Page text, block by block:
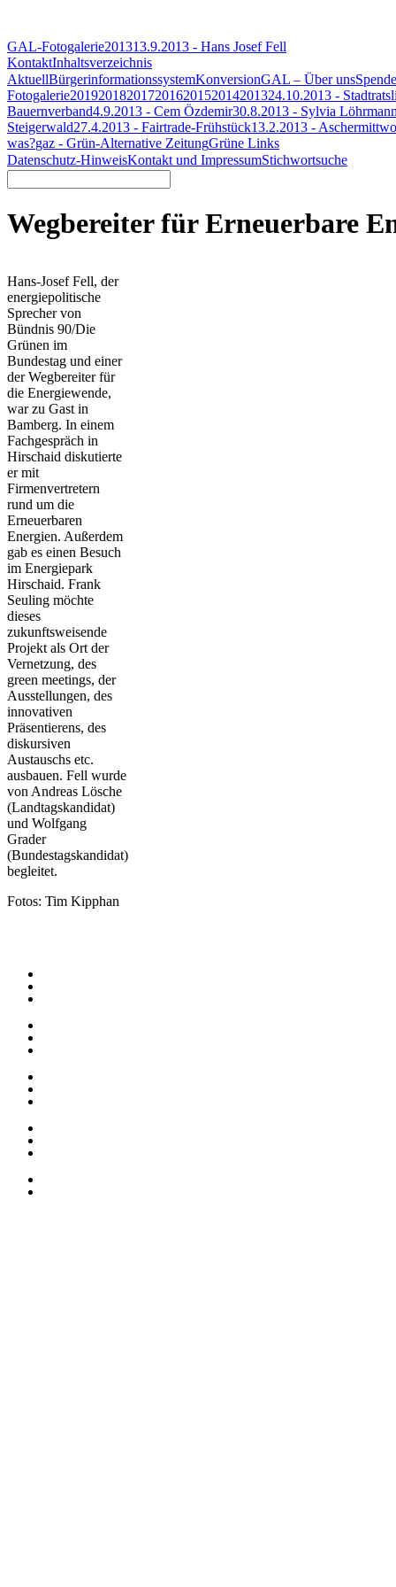
GAL-Fotogalerie201313.9.2013 - Hans Josef Fell
KontaktInhaltsverzeichnis
AktuellBürgerinformationssystemKonversionGAL – Über uns
Fotogalerie201920182017201620152014201324.10.2013 -
Bauernverband4.9.2013 - Cem Özdemir30.8.2013 - Sylvia
Steigerwald27.4.2013 - Fairtrade-Frühstück13.2.2013 -
was?gaz - Grün-Alternative ZeitungGrüne Links
Datenschutz-HinweisKontakt und ImpressumStichwortsuche
Wegbereiter für Erneuerbare
Hans-Josef Fell, der
energiepolitische
Sprecher von
Bündnis 90/Die
Grünen im
Bundestag und einer
der Wegbereiter für
die Energiewende,
war zu Gast in
Bamberg. In einem
Fachgespräch in
Hirschaid diskutierte
er mit
Firmenvertretern
rund um die
Erneuerbaren
Energien. Außerdem
gab es einen Besuch
im Energiepark
Hirschaid. Frank
Seuling möchte
dieses
zukunftsweisende
Projekt als Ort der
Vernetzung, des
green meetings, der
Ausstellungen, des
innovativen
Präsentierens, des
diskursiven
Austauschs etc.
ausbauen. Fell wurde
von Andreas Lösche
(Landtagskandidat)
und Wolfgang
Grader
(Bundestagskandidat)
begleitet.
Fotos: Tim Kipphan